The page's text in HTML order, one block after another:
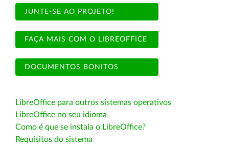
JUNTE-SE AO PROJETO!
FAÇA MAIS COM O LIBREOFFICE
DOCUMENTOS BONITOS
LibreOffice para outros sistemas operativos
LibreOffice no seu idioma
Como é que se instala o LibreOffice?
Requisitos do sistema